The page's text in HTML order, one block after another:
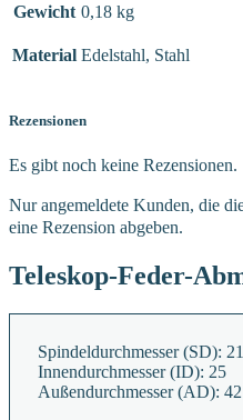
Gewicht 0,18 kg
Material Edelstahl, Stahl
Rezensionen
Es gibt noch keine Rezensionen.
Nur angemeldete Kunden, die
eine Rezension abgeben.
Teleskop-Feder-
Spindeldurchmesser (SD): 21
Innendurchmesser (ID): 25
Außendurchmesser (AD): 42